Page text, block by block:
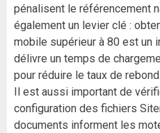
pénalisent le référencement
également un levier clé :
mobile supérieur à 80 est un
délivre un temps de
pour réduire le taux de rebond.
Il est aussi important de
configuration des fichiers
documents informent les